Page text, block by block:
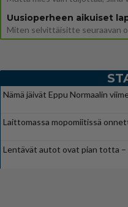
Nämä jäivät Eppu Normaalin
Laittomassa mopomiitissä
Lentävät autot ovat pian totta